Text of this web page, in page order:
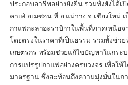
ประกอบอาชีพอย่างยั่งยืน รวมทั้งยังได้เ
คาเฟ่ อเมซอน ที่ อ.แม่วาง จ.เชียงใหม่
กาแฟกะลาอะราบิกาในพื้นที่ภาคเหนือจ
โดยตรงในราคาที่เป็นธรรม รวมทั้งช่ว
เกษตรกร พร้อมช่วยแก้ไขปัญหาในกระ
การแปรรูปกาแฟอย่างครบวงจร เพื่อใ
มาตรฐาน ซึ่งสะท้อนถึงความมุ่งมั่นในก